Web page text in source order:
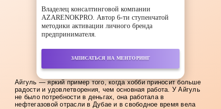
Айгуль — яркий пример того, когда хобби приносит больше
радости и удовлетворения, чем основная работа. У Айгуль
не было потребности в деньгах, она работала в
нефтегазовой отрасли в Дубае и в свободное время вела
Владелец консалтинговой компании
AZARENOKPRO. Автор 6-ти ступенчатой
методики активации личного бренда
предпринимателя.
ЗАПИСАТЬСЯ НА МЕНТОРИНГ